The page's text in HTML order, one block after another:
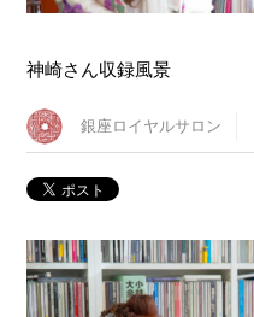
神崎さん収録風景
銀座ロイヤルサロン